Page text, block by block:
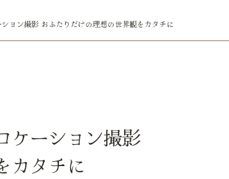
ョン撮影 おふたりだけの理想の世界観をカタチに
ケーション撮影
カタチに